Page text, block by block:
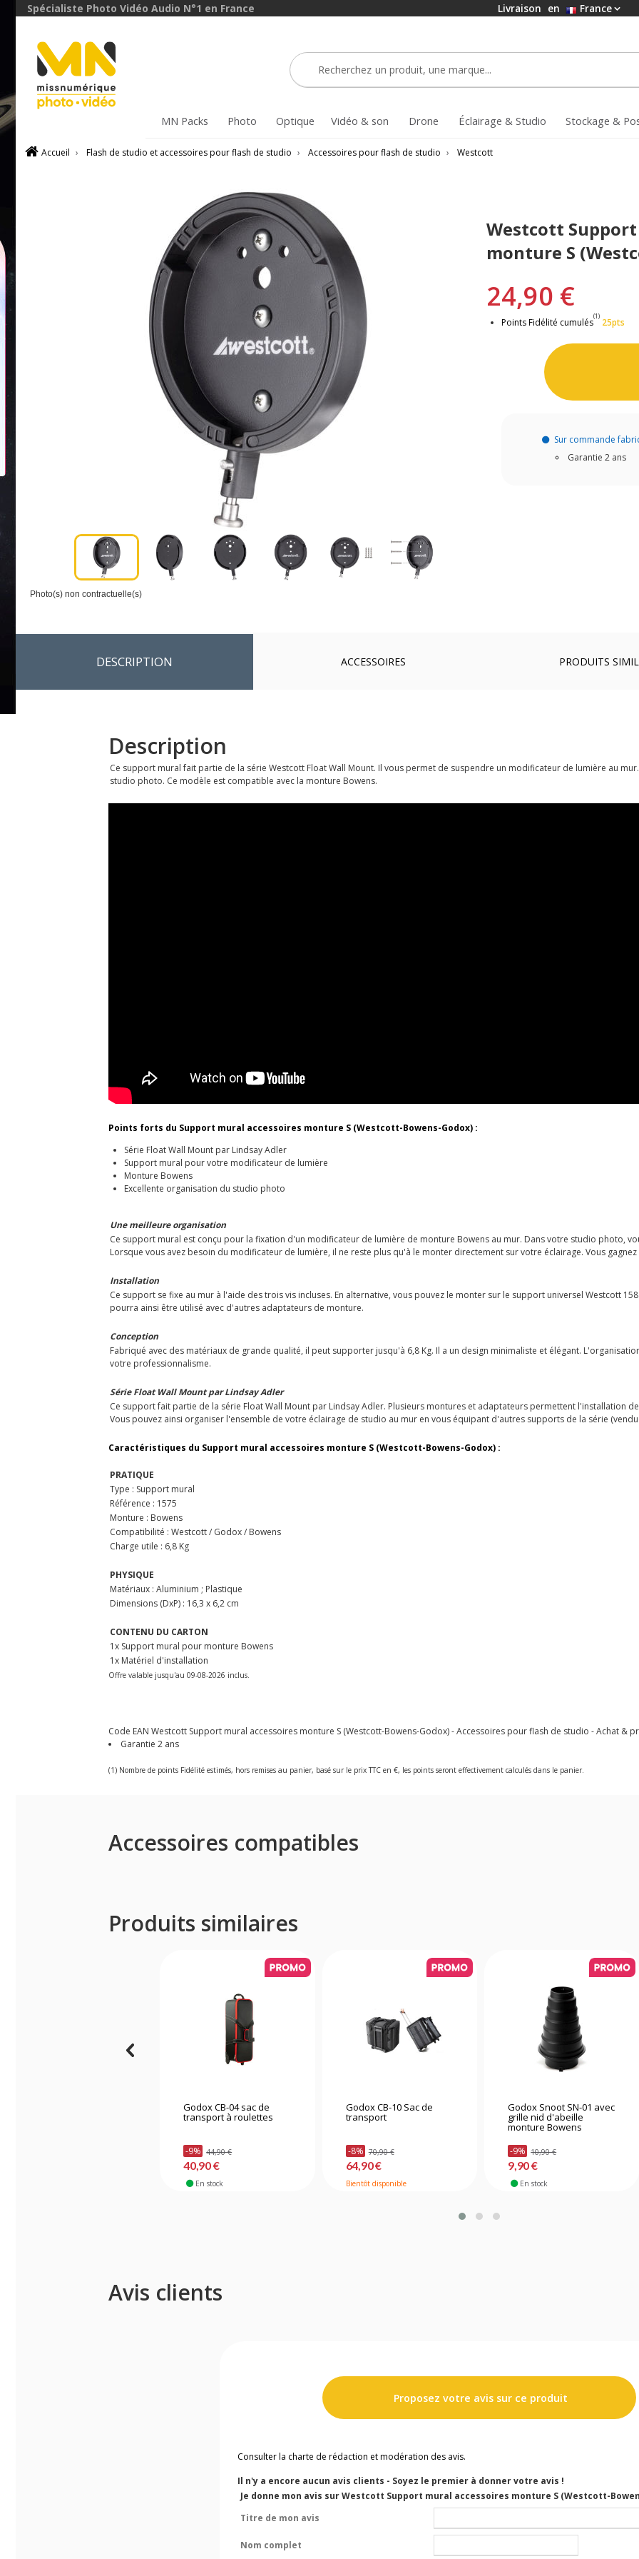
Spécialiste Photo Vidéo Audio N°1 en France Livraison en France
MN Packs Photo Optique Vidéo & son Drone Éclairage & Studio Stockage &
Accueil › Flash de studio et accessoires pour flash de studio › Accessoires pour flash de studio › Westcott
Photo(s) non contractuelle(s)
Westcott
monture S
24,90 €
Points Fidélité cumulés
(1)
25pts
Sur commande
Garantie 2 ans
DESCRIPTION ACCESSOIRES PRODUITS
Description
Ce support mural fait partie de la série Westcott Float Wall Mount. Il vous permet de suspendre un modificateur de lumière au
studio photo. Ce modèle est compatible avec la monture Bowens.
Points forts du Support mural accessoires monture S (Westcott-Bowens-Godox) :
Série Float Wall Mount par Lindsay Adler
Support mural pour votre modificateur de lumière
Monture Bowens
Excellente organisation du studio photo
Une meilleure organisation
Ce support mural est conçu pour la fixation d'un modificateur de lumière de monture Bowens au mur. Dans votre studio photo,
Lorsque vous avez besoin du modificateur de lumière, il ne reste plus qu'à le monter directement sur votre éclairage. Vous
Installation
Ce support se fixe au mur à l'aide des trois vis incluses. En alternative, vous pouvez le monter sur le support universel Westcott
pourra ainsi être utilisé avec d'autres adaptateurs de monture.
Conception
Fabriqué avec des matériaux de grande qualité, il peut supporter jusqu'à 6,8 Kg. Il a un design minimaliste et élégant.
votre professionnalisme.
Série Float Wall Mount par Lindsay Adler
Ce support fait partie de la série Float Wall Mount par Lindsay Adler. Plusieurs montures et adaptateurs permettent l'installation
Vous pouvez ainsi organiser l'ensemble de votre éclairage de studio au mur en vous équipant d'autres supports de la série
Caractéristiques du Support mural accessoires monture S (Westcott-Bowens-Godox) :
PRATIQUE
Type : Support mural
Référence : 1575
Monture : Bowens
Compatibilité : Westcott / Godox / Bowens
Charge utile : 6,8 Kg
PHYSIQUE
Matériaux : Aluminium ; Plastique
Dimensions (DxP) : 16,3 x 6,2 cm
CONTENU DU CARTON
1x Support mural pour monture Bowens
1x Matériel d'installation
Offre valable jusqu'au 09-08-2026 inclus.
Code EAN Westcott Support mural accessoires monture S (Westcott-Bowens-Godox) - Accessoires pour flash de studio - Achat &
Garantie 2 ans
(1) Nombre de points Fidélité estimés, hors remises au panier, basé sur le prix TTC en €, les points seront effectivement calculés dans le panier.
Accessoires compatibles
Produits similaires
Godox CB-04 sac de
transport à roulettes
-9% 44,90 €
40,90 €
En stock
Godox CB-10 Sac de
transport
-8% 70,90 €
64,90 €
Bientôt disponible
Godox Snoot SN-01 avec
grille nid d'abeille
monture Bowens
-9% 10,90 €
9,90 €
En stock
Avis clients
Proposez votre avis sur ce produit
Consulter la charte de rédaction et modération des avis.
Il n'y a encore aucun avis clients - Soyez le premier à donner votre avis !
Je donne mon avis sur Westcott Support mural accessoires monture S (Westcott-
Titre de mon avis
Nom complet